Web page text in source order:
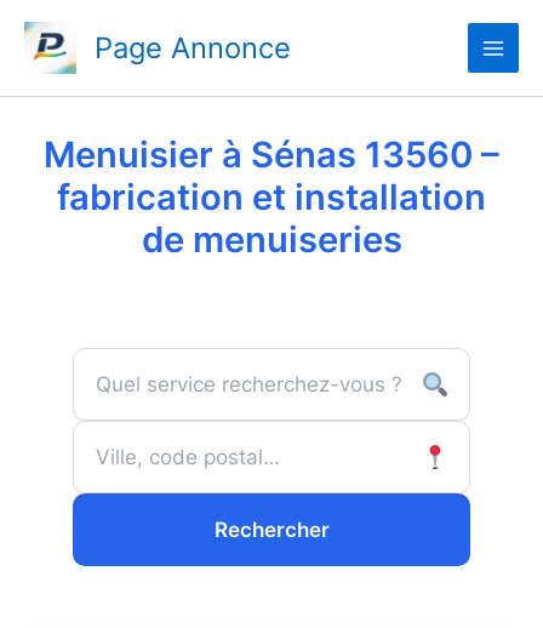
contenu
Page Annonce
Menuisier à Sénas 13560 –
fabrication et installation
de menuiseries
Rechercher